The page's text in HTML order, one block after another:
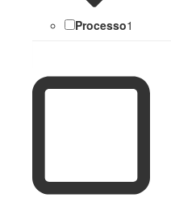
Processo1